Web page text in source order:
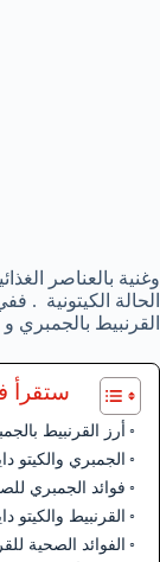
وغنية بالعناصر
الحالة الكيتونية .
القرنبيط بالجمبري و
ستقرأ
أرز القرنبيط
الجمبري والكيتو
فوائد الجمبري
القرنبيط والكيتو
الفوائد الصحية